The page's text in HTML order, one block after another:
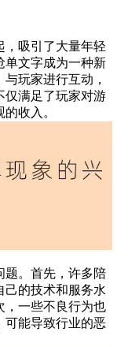
，吸引了大量年轻
单文字成为一种新
玩家进行互动，
仅满足了玩家对游
收入。
题。首先，许多陪
己的技术和服务水
，一些不良行为也
可能导致行业的恶